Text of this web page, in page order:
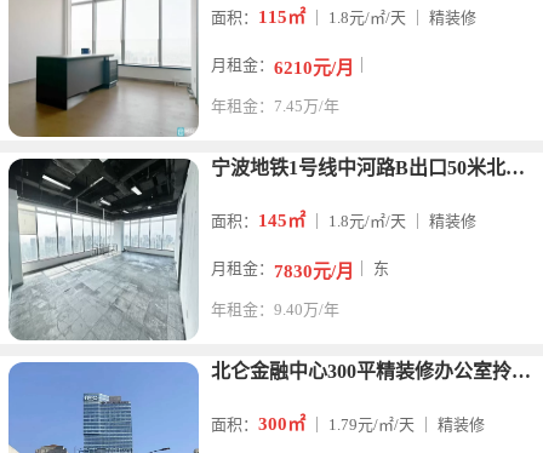
面积： 115㎡｜ 1.8元/㎡/天 ｜ 精装修
月租金： 6210元/月
年租金：7.45万/年
宁波地铁1号线中河路B出口50米北仑金融大厦145平朝东，大
面积： 145㎡｜ 1.8元/㎡/天 ｜ 精装修
月租金： 7830元/月 ｜ 东
年租金：9.40万/年
北仑金融中心300平精装修办公室拎包入驻可配置办公家具
面积： 300㎡｜ 1.79元/㎡/天 ｜ 精装修